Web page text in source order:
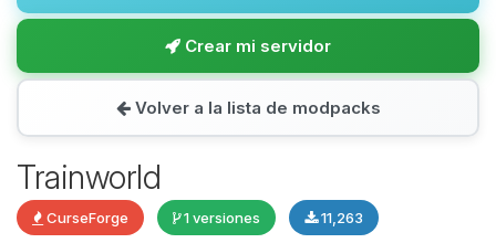
Crear mi servidor
Volver a la lista de modpacks
Trainworld
CurseForge 1 versiones 11,263